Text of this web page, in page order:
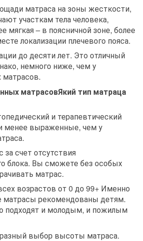
матраса на зоны жесткости,
участкам тела человека,
мягкая – в поясничной зоне, более
локализации плечевого пояса.
до десяти лет. Это отличный
немного ниже, чем у
матрасовЯкий тип матраца
и терапевтический
менее выраженные, чем у
счет отсутствия
блока. Вы сможете без особых
матрас.
возрастов от 0 до 99+ Именно
матрасы рекомендованы детям.
подходят и молодым, и пожилым
выбор высоты матраса.